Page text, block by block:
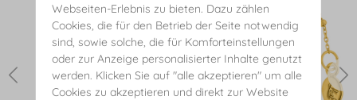
Webseiten-Erlebnis zu bieten. Dazu zählen
Cookies, die für den Betrieb der Seite notwendig
sind, sowie solche, die für Komforteinstellungen
oder zur Anzeige personalisierter Inhalte genutzt
werden. Klicken Sie auf "alle akzeptieren" um alle
Cookies zu akzeptieren und direkt zur Website